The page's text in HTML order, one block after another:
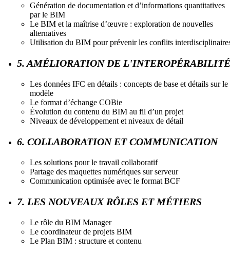
Génération de documentation et d’informations quantitatives
par le BIM
Le BIM et la maîtrise d’œuvre : exploration de nouvelles
alternatives
Utilisation du BIM pour prévenir les conflits
5. AMÉLIORATION DE L'INTEROPÉRABILITÉ
Les données IFC en détails : concepts de base et détails sur le
modèle
Le format d’échange COBie
Évolution du contenu du BIM au fil d’un projet
Niveaux de développement et niveaux de détail
6. COLLABORATION ET COMMUNICATION
Les solutions pour le travail collaboratif
Partage des maquettes numériques sur serveur
Communication optimisée avec le format BCF
7. LES NOUVEAUX RÔLES ET MÉTIERS
Le rôle du BIM Manager
Le coordinateur de projets BIM
Le Plan BIM : structure et contenu